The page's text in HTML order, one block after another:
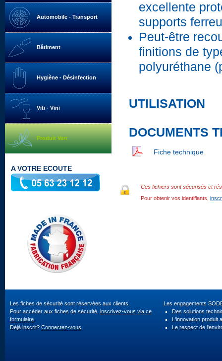
Automobile - Transport
Bâtiment
Hygiène - Désinfection
Viti - Vini
Produit Vert
A VOTRE ECOUTE
excellente
supports
Peut-être
finitions de
polyuréthane
UTILISATION
DOCUMENTS
Fiche technique
Ces fichiers sont sécurisés et
Pour obtenir vos identifiants,
Les fiches de sécurité sont réservées aux clients.
Pour accéder aux fiches de sécurité, inscrivez-vous via ce
formulaire
Déjà inscrit? Connectez-vous
Les engagements
Des solutions
L'innovation produit
Le respect de